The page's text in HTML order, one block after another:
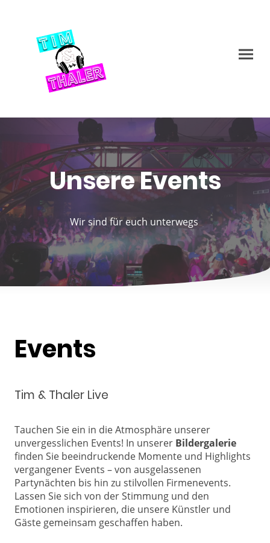
Unsere Events
Wir sind für euch unterwegs
Events
Tim & Thaler Live
Tauchen Sie ein in die Atmosphäre unserer
unvergesslichen Events! In unserer Bildergalerie
finden Sie beeindruckende Momente und Highlights
vergangener Events – von ausgelassenen
Partynächten bis hin zu stilvollen Firmenevents.
Lassen Sie sich von der Stimmung und den
Emotionen inspirieren, die unsere Künstler und
Gäste gemeinsam geschaffen haben.